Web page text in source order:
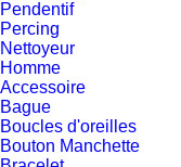
Pendentif
Percing
Nettoyeur
Homme
Accessoire
Bague
Boucles d'oreilles
Bouton Manchette